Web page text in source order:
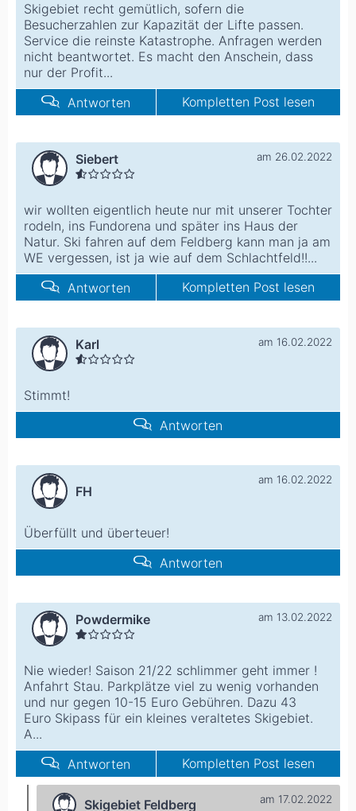
Skigebiet recht gemütlich, sofern die
Besucherzahlen zur Kapazität der Lifte passen.
Service die reinste Katastrophe. Anfragen werden
nicht beantwortet. Es macht den Anschein, dass
nur der Profit...
Antworten
Kompletten Post lesen
Siebert am 26.02.2022
wir wollten eigentlich heute nur mit unserer Tochter
rodeln, ins Fundorena und später ins Haus der
Natur. Ski fahren auf dem Feldberg kann man ja am
WE vergessen, ist ja wie auf dem Schlachtfeld!!...
Antworten
Kompletten Post lesen
Karl am 16.02.2022
Stimmt!
Antworten
FH
am 16.02.2022
Überfüllt und überteuer!
Antworten
Powdermike am 13.02.2022
Nie wieder! Saison 21/22 schlimmer geht immer !
Anfahrt Stau. Parkplätze viel zu wenig vorhanden
und nur gegen 10-15 Euro Gebühren. Dazu 43
Euro Skipass für ein kleines veraltetes Skigebiet.
A...
Antworten
Kompletten Post lesen
Skigebiet Feldberg am 17.02.2022